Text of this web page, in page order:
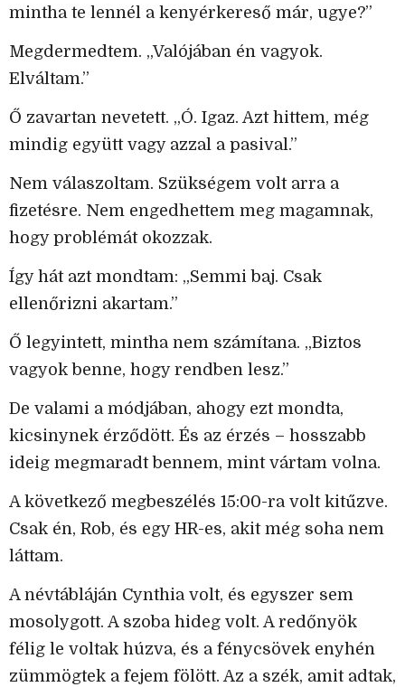
mintha te lennél a kenyérkereső már, ugye?”
Megdermedtem. „Valójában én vagyok.
Elváltam.”
Ő zavartan nevetett. „Ó. Igaz. Azt hittem, még
mindig együtt vagy azzal a pasival.”
Nem válaszoltam. Szükségem volt arra a
fizetésre. Nem engedhettem meg magamnak,
hogy problémát okozzak.
Így hát azt mondtam: „Semmi baj. Csak
ellenőrizni akartam.”
Ő legyintett, mintha nem számítana. „Biztos
vagyok benne, hogy rendben lesz.”
De valami a módjában, ahogy ezt mondta,
kicsinynek érződött. És az érzés – hosszabb
ideig megmaradt bennem, mint vártam volna.
A következő megbeszélés 15:00-ra volt kitűzve.
Csak én, Rob, és egy HR-es, akit még soha nem
láttam.
A névtábláján Cynthia volt, és egyszer sem
mosolygott. A szoba hideg volt. A redőnyök
félig le voltak húzva, és a fénycsövek enyhén
zümmögtek a fejem fölött. Az a szék, amit adtak,